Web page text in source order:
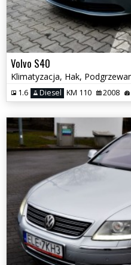
Volvo S40
1.6 Diesel KM 110 2008